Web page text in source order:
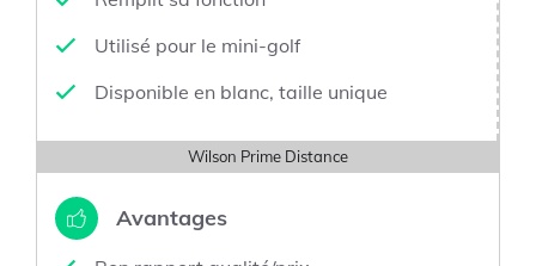
Utilisé pour le mini-golf
Disponible en blanc, taille unique
Wilson Prime Distance
Avantages